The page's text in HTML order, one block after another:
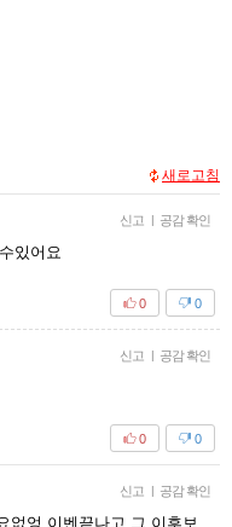
새로고침
신고 | 공감 확인
있어요
0
0
신고 | 공감 확인
0
0
신고 | 공감 확인
없엉 이벤끝나고 그 이후보